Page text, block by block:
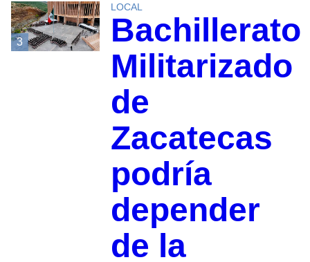
3
LOCAL
Bachillerato
Militarizado
de
Zacatecas
podría
depender
de la